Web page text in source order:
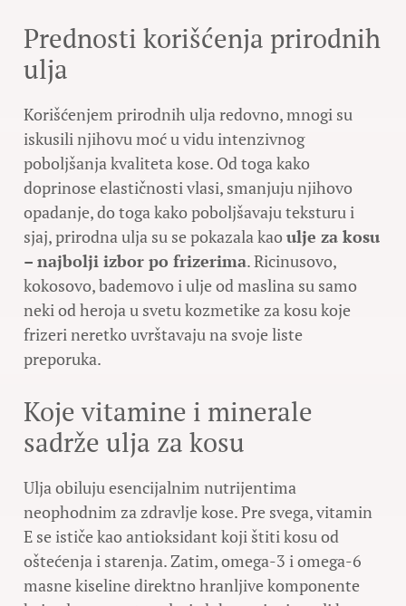
Prednosti korišćenja prirodnih
ulja
Korišćenjem prirodnih ulja redovno, mnogi su
iskusili njihovu moć u vidu intenzivnog
poboljšanja kvaliteta kose. Od toga kako
doprinose elastičnosti vlasi, smanjuju njihovo
opadanje, do toga kako poboljšavaju teksturu i
sjaj, prirodna ulja su se pokazala kaoulje za kosu
– najbolji izbor po frizerima. Ricinusovo,
kokosovo, bademovo i ulje od maslina su samo
neki od heroja u svetu kozmetike za kosu koje
frizeri neretko uvrštavaju na svoje liste
preporuka.
Koje vitamine i minerale
sadrže ulja za kosu
Ulja obiluju esencijalnim nutrijentima
neophodnim za zdravlje kose. Pre svega, vitamin
E se ističe kao antioksidant koji štiti kosu od
oštećenja i starenja. Zatim, omega-3 i omega-6
masne kiseline direktno hranljive komponente